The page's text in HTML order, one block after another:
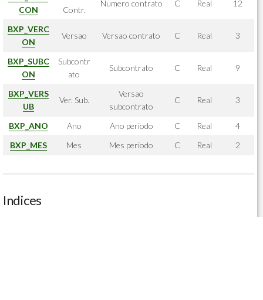
CON
Contr.
Numero contrato C Real 12
BXP_VERC
ON
Versao Versao contrato C Real 3
BXP_SUBC
ON
Subcontr
ato
Subcontrato C Real 9
BXP_VERS
UB
Ver. Sub.
Versao
subcontrato
C Real 3
BXP_ANO Ano Ano periodo C Real
4
BXP_MES
Mes Mes periodo C Real 2
Indices